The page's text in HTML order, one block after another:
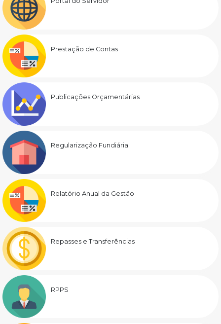
Prestação de Contas
Publicações Orçamentárias
Regularização Fundiária
Relatório Anual da Gestão
Repasses e Transferências
RPPS